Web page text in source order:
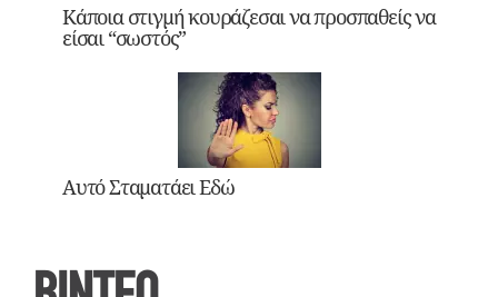
Κάποια στιγμή κουράζεσαι να προσπαθείς να
είσαι “σωστός”
Αυτό Σταματάει Εδώ